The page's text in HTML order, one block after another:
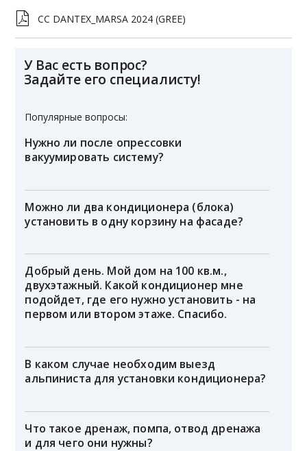
СС DANTEX_MARSA 2024 (GREE)
У Вас есть вопрос?
Задайте его специалисту!
Популярные вопросы:
Нужно ли после опрессовки
вакуумировать систему?
Можно ли два кондиционера (блока)
установить в одну корзину на фасаде?
Добрый день. Мой дом на 100 кв.м.,
двухэтажный. Какой кондиционер мне
подойдет, где его нужно установить - на
первом или втором этаже. Спасибо.
В каком случае необходим выезд
альпиниста для установки кондиционера?
Что такое дренаж, помпа, отвод дренажа
и для чего они нужны?